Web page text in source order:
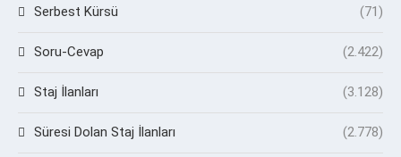
Serbest Kürsü (71)
Soru-Cevap (2.422)
Staj İlanları (3.128)
Süresi Dolan Staj İlanları (2.778)